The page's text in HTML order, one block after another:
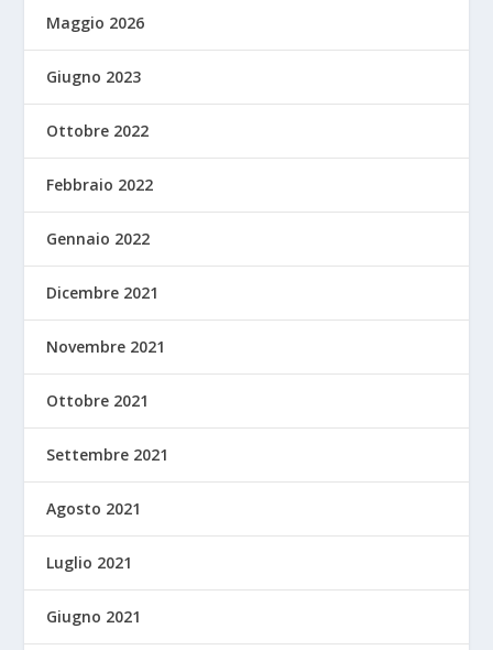
Maggio 2026
Giugno 2023
Ottobre 2022
Febbraio 2022
Gennaio 2022
Dicembre 2021
Novembre 2021
Ottobre 2021
Settembre 2021
Agosto 2021
Luglio 2021
Giugno 2021